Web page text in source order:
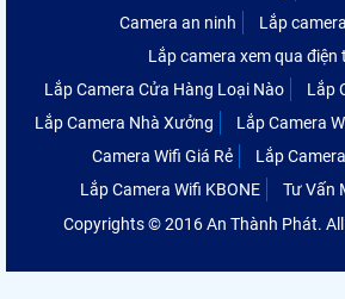
Camera an ninh
Lắp
Lắp camera xem qua điện
Lắp Camera Cửa Hàng Loại Nào
Lắp
Lắp Camera Nhà Xưởng
Lắp Camera
Camera Wifi Giá Rẻ
Lắp
Lắp Camera Wifi KBONE
Tư Vấn
Copyrights © 2016 An Thành Phát.